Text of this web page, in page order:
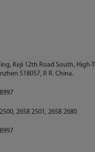
Keji 12th Road South, High-
518057, P. R. China.
2658 2501, 2658 2680